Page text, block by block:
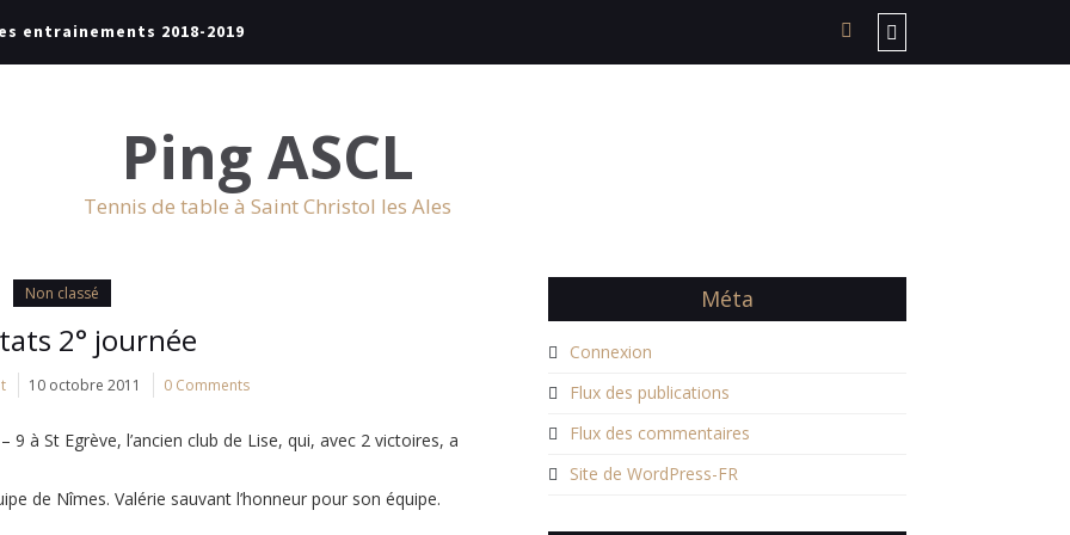
entrainements 2018-2019
Ping ASCL
Tennis de table à Saint Christol les Ales
Non classé
2° journée
10 octobre 2011 0 Comments
à St Egrève, l’ancien club de Lise, qui, avec 2 victoires, a
de Nîmes. Valérie sauvant l’honneur pour son équipe.
Méta
Connexion
Flux des publications
Flux des commentaires
Site de WordPress-FR